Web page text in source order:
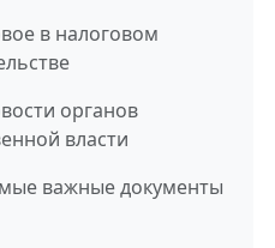
в налоговом
органов
власти
важные документы